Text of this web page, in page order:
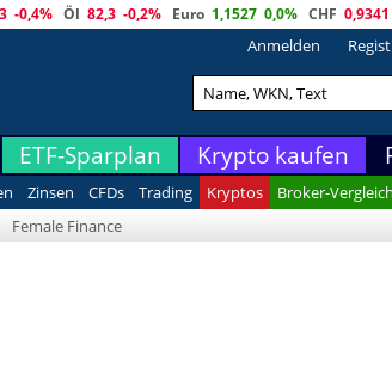
-0,4% Öl 82,3 -0,2% Euro 1,1527 0,0% CHF 0,9341
Anmelden
ETF-Sparplan Krypto kaufen
Zinsen CFDs Trading Kryptos Broker-
Female Finance